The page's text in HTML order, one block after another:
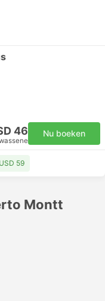
46 Nu boeken
59
Montt